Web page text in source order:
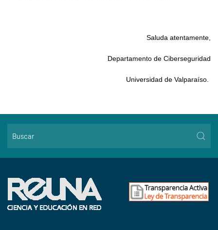
Saluda atentamente,
Departamento de Ciberseguridad
Universidad de Valparaíso.